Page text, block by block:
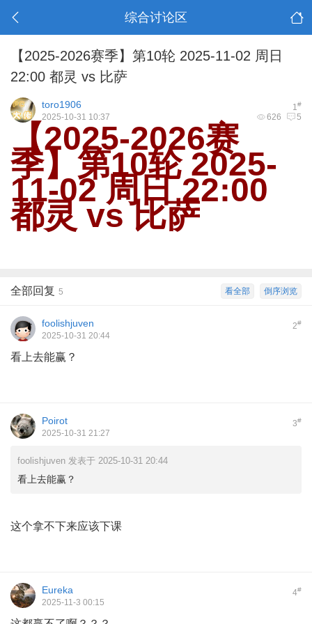
综合讨论区
【2025-2026赛季】第10轮 2025-11-02 周日
22:00 都灵 vs 比萨
1#
toro1906
626 5
2025-10-31 10:37
【2025-2026赛
季】第10轮 2025-
11-02 周日 22:00
都灵 vs 比萨
倒序浏览
看全部
全部回复 5
2#
foolishjuven
2025-10-31 20:44
看上去能赢？
3#
Poirot
2025-10-31 21:27
foolishjuven 发表于 2025-10-31 20:44
看上去能赢？
这个拿不下来应该下课
4#
Eureka
2025-11-3 00:15